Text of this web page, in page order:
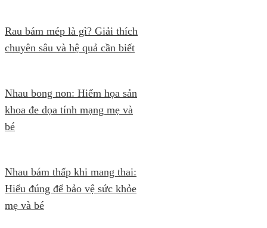
Rau bám mép là gì? Giải thích
chuyên sâu và hệ quả cần biết
Nhau bong non: Hiểm họa sản
khoa đe dọa tính mạng mẹ và
bé
Nhau bám thấp khi mang thai:
Hiểu đúng để bảo vệ sức khỏe
mẹ và bé